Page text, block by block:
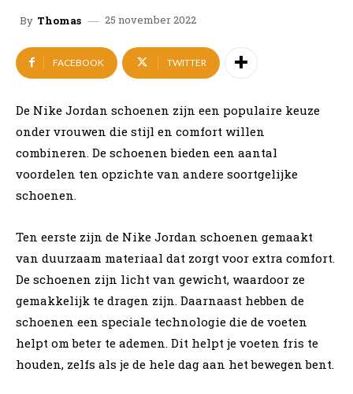
By Thomas 25 november 2022
FACEBOOK TWITTER
De Nike Jordan schoenen zijn een populaire keuze
onder vrouwen die stijl en comfort willen
combineren. De schoenen bieden een aantal
voordelen ten opzichte van andere soortgelijke
schoenen.
Ten eerste zijn de Nike Jordan schoenen gemaakt
van duurzaam materiaal dat zorgt voor extra comfort.
De schoenen zijn licht van gewicht, waardoor ze
gemakkelijk te dragen zijn. Daarnaast hebben de
schoenen een speciale technologie die de voeten
helpt om beter te ademen. Dit helpt je voeten fris te
houden, zelfs als je de hele dag aan het bewegen bent.